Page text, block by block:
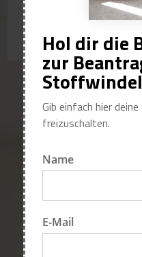
ss-Hol dir die
zur
Gib einfach hier
freizuschalten.
Name
E-Mail